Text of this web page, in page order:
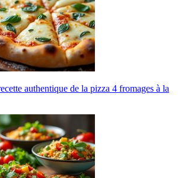
authentique de la pizza 4 fromages à la